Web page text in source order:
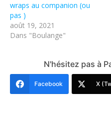
wraps au companion (ou
pas )
août 19, 2021
Dans "Boulange"
N'hésitez pas à
Facebook X